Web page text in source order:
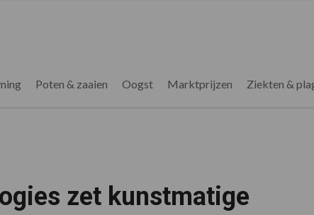
Poten & zaaien Oogst Marktprijzen Ziekten &
zet kunstmatige